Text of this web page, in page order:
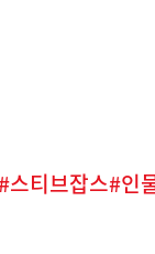
스티브잡스 인